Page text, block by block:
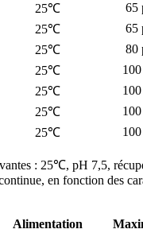
25℃ 65
25℃ 65
25℃ 80
25℃
25℃
25℃
25℃
: 25℃, pH 7,5,
en fonction des
Alimentation